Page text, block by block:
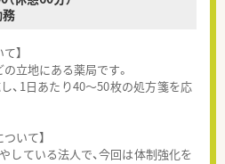
】
立地にある薬局です。
、1日あたり40～50枚の処方箋を応
いて】
ている法人で、今回は体制強化を